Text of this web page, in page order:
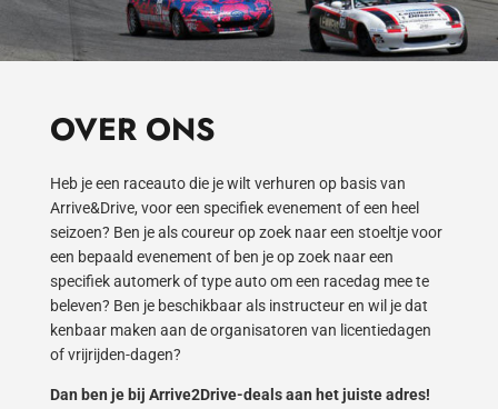
OVER ONS
Heb je een raceauto die je wilt verhuren op basis van
Arrive&Drive, voor een specifiek evenement of een heel
seizoen? Ben je als coureur op zoek naar een stoeltje voor
een bepaald evenement of ben je op zoek naar een
specifiek automerk of type auto om een racedag mee te
beleven? Ben je beschikbaar als instructeur en wil je dat
kenbaar maken aan de organisatoren van licentiedagen
of vrijrijden-dagen?
Dan ben je bij Arrive2Drive-deals aan het juiste adres!